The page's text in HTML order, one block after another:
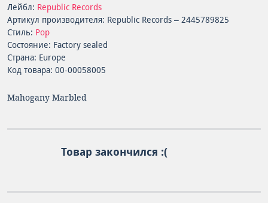
Лейбл: Republic Records
Артикул производителя: Republic Records – 2445789825
Стиль: Pop
Состояние: Factory sealed
Страна: Europe
Код товара: 00-00058005
Mahogany Marbled
Товар закончился :(